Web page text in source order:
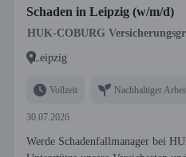
Schaden in Leipzig (w/m/d)
HUK-COBURG
Leipzig
Vollzeit Nachhaltiger
30.07.2026
Werde Schadenfallmanager bei